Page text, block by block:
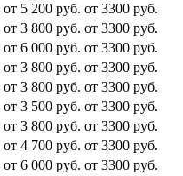
от 5 200 руб. от 3300 руб.
от 3 800 руб. от 3300 руб.
от 6 000 руб. от 3300 руб.
от 3 800 руб. от 3300 руб.
от 3 800 руб. от 3300 руб.
от 3 500 руб. от 3300 руб.
от 3 800 руб. от 3300 руб.
от 4 700 руб. от 3300 руб.
от 6 000 руб. от 3300 руб.